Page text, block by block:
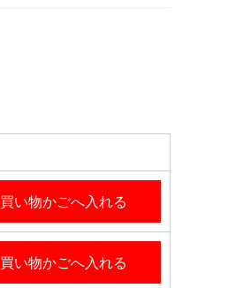
買い物かごへ入れる
買い物かごへ入れる